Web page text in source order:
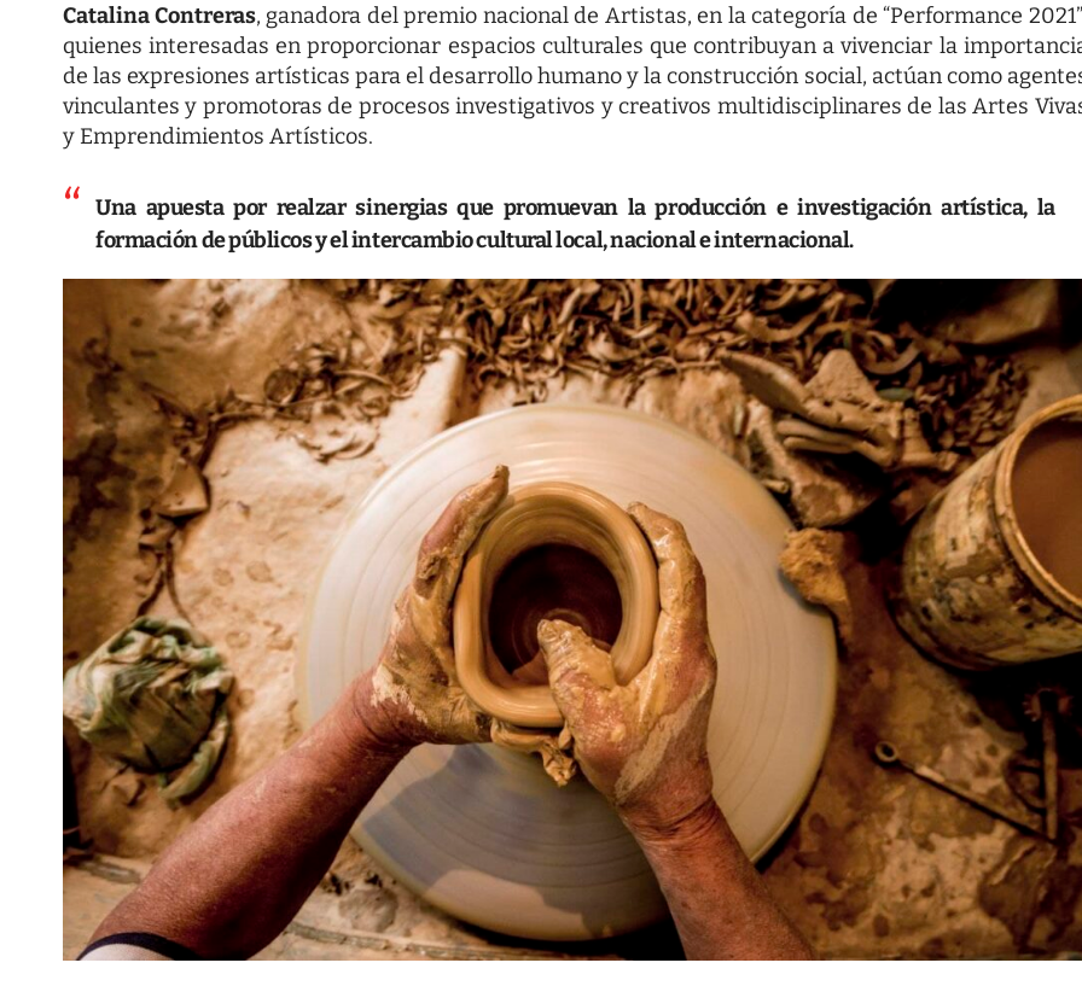
Catalina Contreras, ganadora del premio nacional de Artistas, en la categoría de “Performance
quienes interesadas en proporcionar espacios culturales que contribuyan a vivenciar la
de las expresiones artísticas para el desarrollo humano y la construcción social, actúan como
vinculantes y promotoras de procesos investigativos y creativos multidisciplinares de las Artes
y Emprendimientos Artísticos.
Una apuesta por realzar sinergias que promuevan la producción e investigación artística, la
formación de públicos y el intercambio cultural local, nacional e internacional.